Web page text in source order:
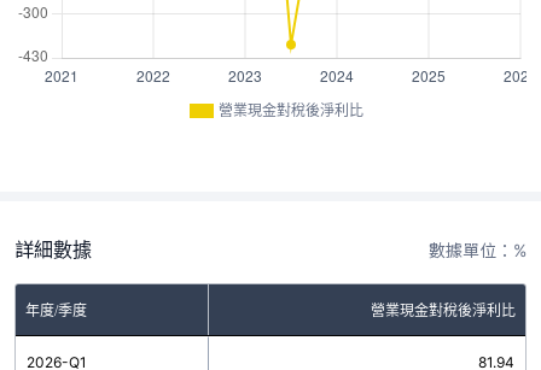
營業現金對稅後淨利比
詳細數據 數據單位：%
年度/季度 營業現金對稅後淨利比
2026-Q1 81.94